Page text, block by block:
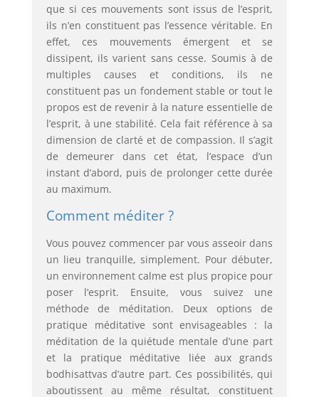
que si ces mouvements sont issus de l’esprit,
ils n’en constituent pas l’essence véritable. En
effet, ces mouvements émergent et se
dissipent, ils varient sans cesse. Soumis à de
multiples causes et conditions, ils ne
constituent pas un fondement stable or tout le
propos est de revenir à la nature essentielle de
l’esprit, à une stabilité. Cela fait référence à sa
dimension de clarté et de compassion. Il s’agit
de demeurer dans cet état, l’espace d’un
instant d’abord, puis de prolonger cette durée
au maximum.
Comment méditer ?
Vous pouvez commencer par vous asseoir dans
un lieu tranquille, simplement. Pour débuter,
un environnement calme est plus propice pour
poser l’esprit. Ensuite, vous suivez une
méthode de méditation. Deux options de
pratique méditative sont envisageables : la
méditation de la quiétude mentale d’une part
et la pratique méditative liée aux grands
bodhisattvas d’autre part. Ces possibilités, qui
aboutissent au même résultat, constituent